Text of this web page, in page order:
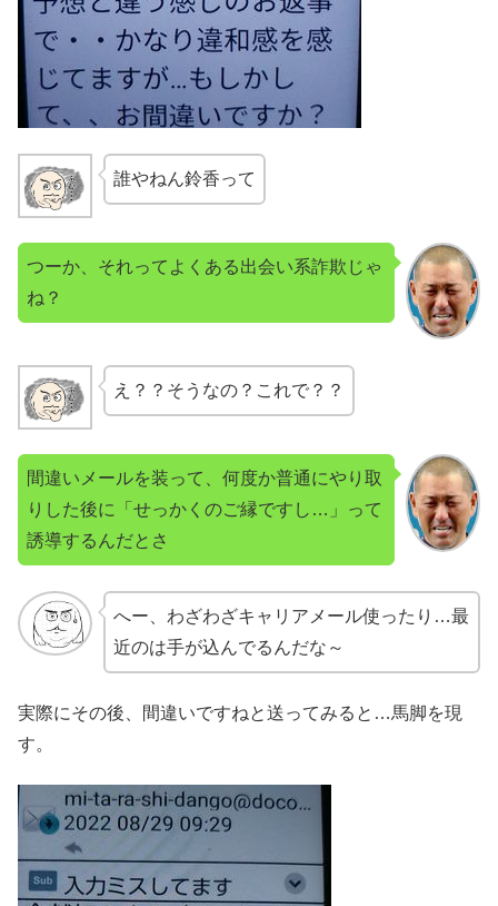
誰やねん鈴香って
つーか、それってよくある出会い系詐欺じゃ
ね？
え？？そうなの？これで？？
間違いメールを装って、何度か普通にやり取
りした後に「せっかくのご縁ですし…」って
誘導するんだとさ
へー、わざわざキャリアメール使ったり…最
近のは手が込んでるんだな～
実際にその後、間違いですねと送ってみると…馬脚を現
す。